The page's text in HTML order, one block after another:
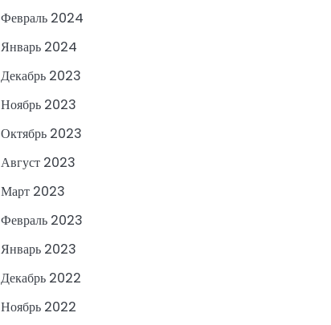
Февраль 2024
Январь 2024
Декабрь 2023
Ноябрь 2023
Октябрь 2023
Август 2023
Март 2023
Февраль 2023
Январь 2023
Декабрь 2022
Ноябрь 2022